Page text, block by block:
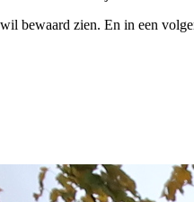
bewaard zien. En in een